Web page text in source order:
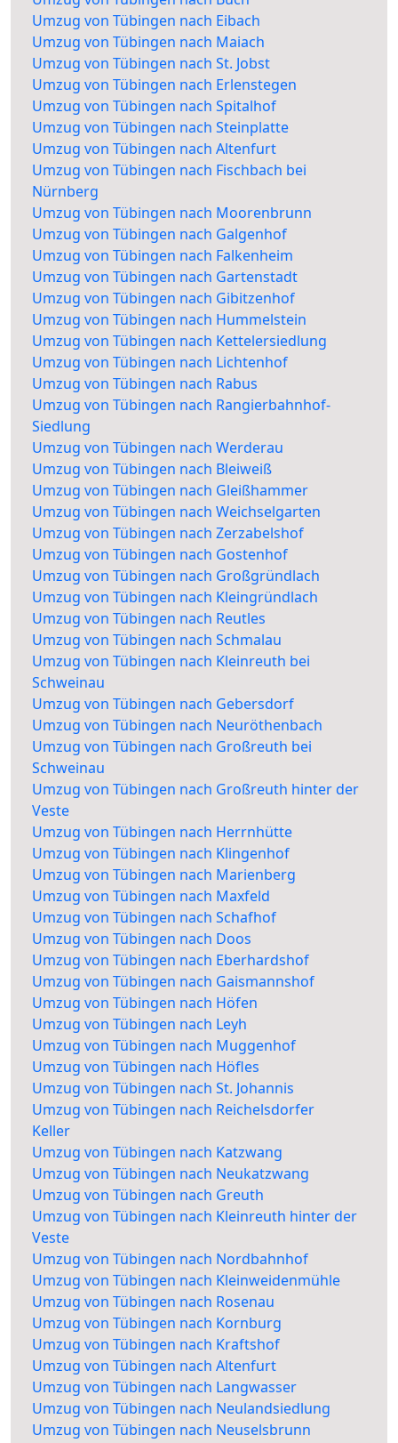
Umzug von Tübingen nach Eibach
Umzug von Tübingen nach Maiach
Umzug von Tübingen nach St. Jobst
Umzug von Tübingen nach Erlenstegen
Umzug von Tübingen nach Spitalhof
Umzug von Tübingen nach Steinplatte
Umzug von Tübingen nach Altenfurt
Umzug von Tübingen nach Fischbach bei
Nürnberg
Umzug von Tübingen nach Moorenbrunn
Umzug von Tübingen nach Galgenhof
Umzug von Tübingen nach Falkenheim
Umzug von Tübingen nach Gartenstadt
Umzug von Tübingen nach Gibitzenhof
Umzug von Tübingen nach Hummelstein
Umzug von Tübingen nach Kettelersiedlung
Umzug von Tübingen nach Lichtenhof
Umzug von Tübingen nach Rabus
Umzug von Tübingen nach Rangierbahnhof-
Siedlung
Umzug von Tübingen nach Werderau
Umzug von Tübingen nach Bleiweiß
Umzug von Tübingen nach Gleißhammer
Umzug von Tübingen nach Weichselgarten
Umzug von Tübingen nach Zerzabelshof
Umzug von Tübingen nach Gostenhof
Umzug von Tübingen nach Großgründlach
Umzug von Tübingen nach Kleingründlach
Umzug von Tübingen nach Reutles
Umzug von Tübingen nach Schmalau
Umzug von Tübingen nach Kleinreuth bei
Schweinau
Umzug von Tübingen nach Gebersdorf
Umzug von Tübingen nach Neuröthenbach
Umzug von Tübingen nach Großreuth bei
Schweinau
Umzug von Tübingen nach Großreuth hinter der
Veste
Umzug von Tübingen nach Herrnhütte
Umzug von Tübingen nach Klingenhof
Umzug von Tübingen nach Marienberg
Umzug von Tübingen nach Maxfeld
Umzug von Tübingen nach Schafhof
Umzug von Tübingen nach Doos
Umzug von Tübingen nach Eberhardshof
Umzug von Tübingen nach Gaismannshof
Umzug von Tübingen nach Höfen
Umzug von Tübingen nach Leyh
Umzug von Tübingen nach Muggenhof
Umzug von Tübingen nach Höfles
Umzug von Tübingen nach St. Johannis
Umzug von Tübingen nach Reichelsdorfer
Keller
Umzug von Tübingen nach Katzwang
Umzug von Tübingen nach Neukatzwang
Umzug von Tübingen nach Greuth
Umzug von Tübingen nach Kleinreuth hinter der
Veste
Umzug von Tübingen nach Nordbahnhof
Umzug von Tübingen nach Kleinweidenmühle
Umzug von Tübingen nach Rosenau
Umzug von Tübingen nach Kornburg
Umzug von Tübingen nach Kraftshof
Umzug von Tübingen nach Altenfurt
Umzug von Tübingen nach Langwasser
Umzug von Tübingen nach Neulandsiedlung
Umzug von Tübingen nach Neuselsbrunn